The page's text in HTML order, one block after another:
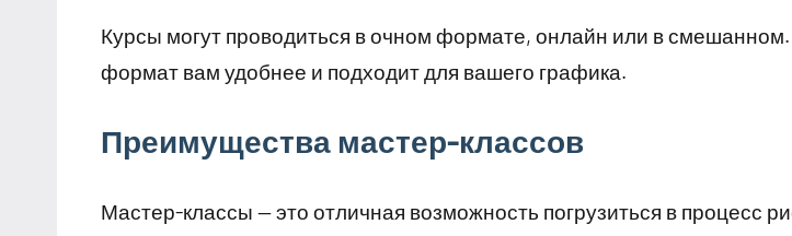
Курсы могут проводиться в очном формате, онлайн или в
формат вам удобнее и подходит для вашего графика.
Преимущества мастер-классов
Мастер-классы — это отличная возможность погрузиться в процесс